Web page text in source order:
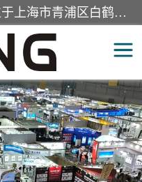
上海日朗展览服务有限公司位于上海市青浦区白鹤镇，营业范围有展览展示会务服务，室内装饰设计及施工，展示道具设计制作，舞台设计，图文设计，灯箱制作，园林绿化工程，广告装潢材料，建筑材料，办公用品，工艺礼品日用百货销售。
活动会议执行
专柜制作